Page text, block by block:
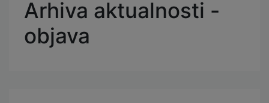
Arhiva aktualnosti -
objava